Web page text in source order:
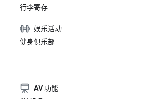
行李寄存
娱乐活动
健身俱乐部
AV 功能